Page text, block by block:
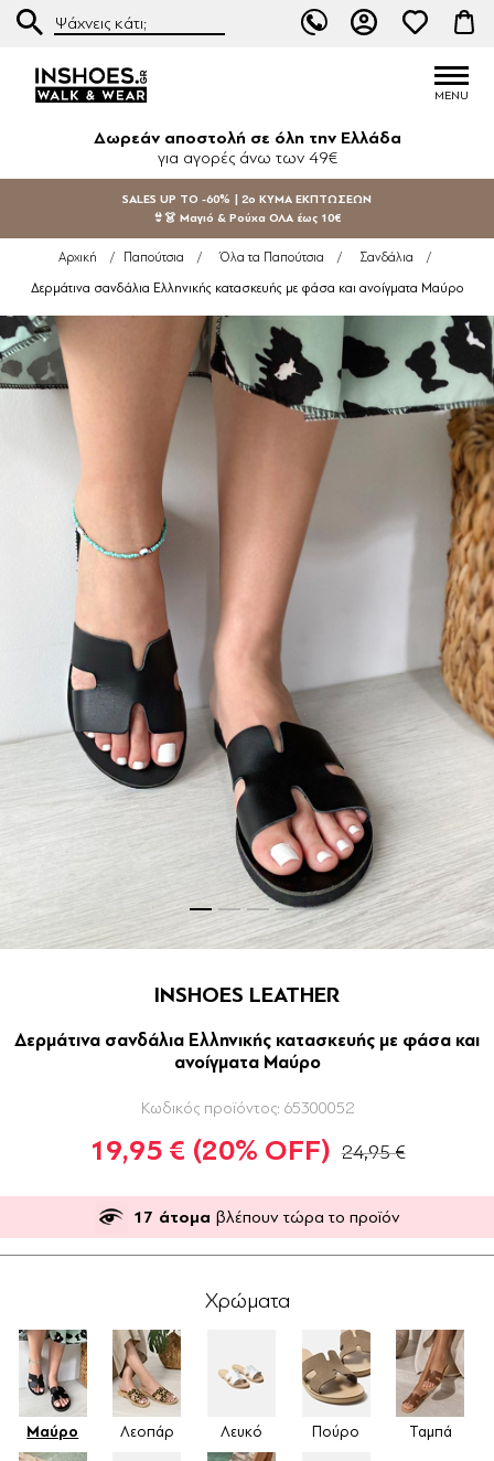
Δωρεάν αποστολή σε όλη την Ελλάδα
για αγορές άνω των 49€
SALES UP TO -60% | 2ο ΚΥΜΑ ΕΚΠΤΩΣΕΩΝ
👙👗 Μαγιό & Ρούχα ΟΛΑ έως 10€
Αρχική / Παπούτσια / Όλα τα Παπούτσια / Σανδάλια /
Δερμάτινα σανδάλια Ελληνικής κατασκευής με φάσα και ανοίγματα Μαύρο
INSHOES LEATHER
Δερμάτινα σανδάλια Ελληνικής κατασκευής με φάσα και
ανοίγματα Μαύρο
Κωδικός προϊόντος: 65300052
19,95 € (20% OFF) 24,95 €
17 άτομα βλέπουν τώρα το προϊόν
Χρώματα
Μαύρο Λεοπάρ Λευκό Πούρο Ταμπά